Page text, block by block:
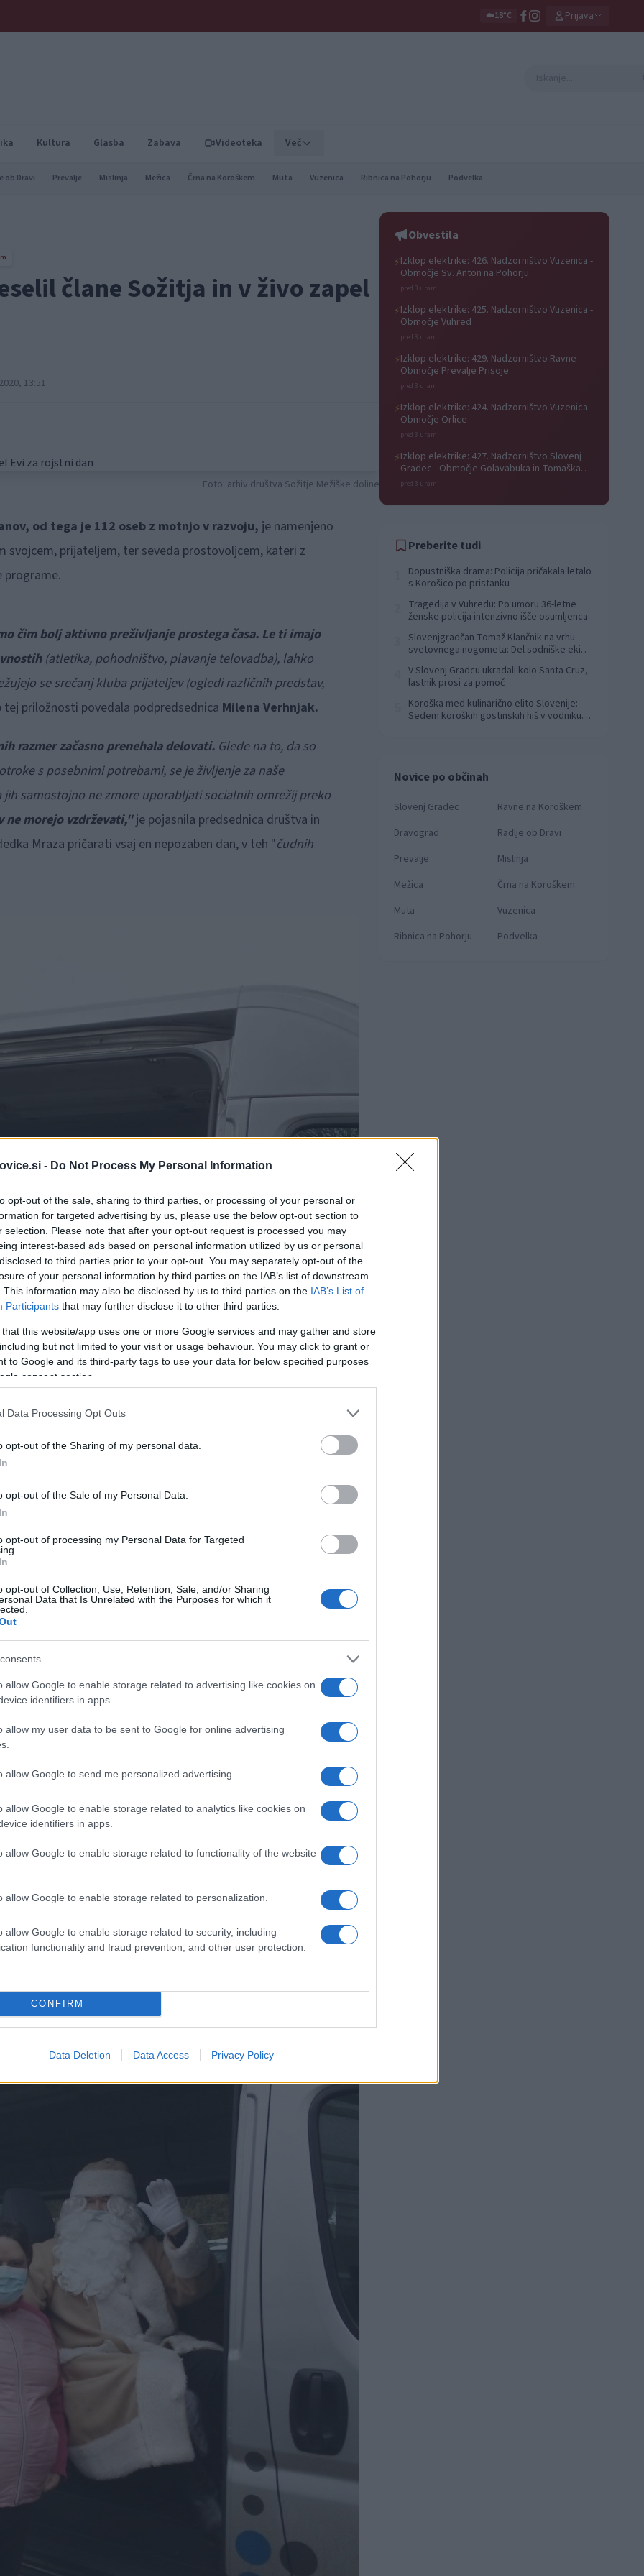
- Do Not Process My Personal Information
opt-out of the sale, sharing to third parties, or processing of your personal or
for targeted advertising by us, please use the below opt-out section to
selection. Please note that after your opt-out request is processed you may
interest-based ads based on personal information utilized by us or personal
to third parties prior to your opt-out. You may separately opt-out of the
of your personal information by third parties on the IAB’s list of downstream
This information may also be disclosed by us to third parties on the IAB’s List of
Participants that may further disclose it to other third parties.
that this website/app uses one or more Google services and may gather and store
but not limited to your visit or usage behaviour. You may click to grant or
to Google and its third-party tags to use your data for below specified purposes
consent section.
Data Processing Opt Outs
opt-out of the Sharing of my personal data.
opt-out of the Sale of my Personal Data.
opt-out of processing my Personal Data for Targeted
opt-out of Collection, Use, Retention, Sale, and/or Sharing
Data that Is Unrelated with the Purposes for which it
allow Google to enable storage related to advertising like cookies on
identifiers in apps.
allow my user data to be sent to Google for online advertising
allow Google to send me personalized advertising.
allow Google to enable storage related to analytics like cookies on
identifiers in apps.
allow Google to enable storage related to functionality of the website
allow Google to enable storage related to personalization.
allow Google to enable storage related to security, including
functionality and fraud prevention, and other user protection.
CONFIRM
Data Deletion Data Access Privacy Policy
☁️18°C Prijava
Kultura Glasba Zabava Videoteka Več
ob Dravi Prevalje Mislinja Mežica Črna na Koroškem Muta Vuzenica Ribnica na Pohorju Podvelka
člane Sožitja in v živo zapel
13:51
Foto: arhiv društva Sožitje Mežiške doline
od tega je 112 oseb z motnjo v razvoju, je namenjeno
svojcem, prijateljem, ter seveda prostovoljcem, kateri z
programe.
čim bolj aktivno preživljanje prostega časa. Le ti imajo
(atletika, pohodništvo, plavanje telovadba), lahko
se srečanj kluba prijateljev (ogledi različnih predstav,
priložnosti povedala podpredsednica Milena Verhnjak.
razmer začasno prenehala delovati. Glede na to, da so
s posebnimi potrebami, se je življenje za naše
samostojno ne zmore uporabljati socialnih omrežij preko
ne morejo vzdrževati,"je pojasnila predsednica društva in
Mraza pričarati vsaj en nepozaben dan, v teh "čudnih
pa čeprav se dolgo nismo videli,"je pojasnila
Obvestila
⚡Izklop elektrike: 426. Nadzorništvo Vuzenica -
Območje Sv. Anton na Pohorju
pred 3 urami
⚡Izklop elektrike: 425. Nadzorništvo Vuzenica -
Območje Vuhred
pred 3 urami
⚡Izklop elektrike: 429. Nadzorništvo Ravne -
Območje Prevalje Prisoje
pred 3 urami
⚡Izklop elektrike: 424. Nadzorništvo Vuzenica -
Območje Orlice
pred 3 urami
⚡Izklop elektrike: 427. Nadzorništvo Slovenj
Gradec - Območje Golavabuka in Tomaška
vas
pred 3 urami
Preberite tudi
Dopustniška drama: Policija pričakala letalo
s Korošico po pristanku
Tragedija v Vuhredu: Po umoru 36-letne
ženske policija intenzivno išče osumljenca
Slovenjgradčan Tomaž Klančnik na vrhu
svetovnega nogometa: Del sodniške ekipe
V Slovenj Gradcu ukradali kolo Santa Cruz,
lastnik prosi za pomoč
Koroška med kulinarično elito Slovenije:
Sedem koroških gostinskih hiš v vodniku
Novice po občinah
Slovenj Gradec
Ravne na Koroškem
Dravograd
Radlje ob Dravi
Prevalje
Mislinja
Mežica
Črna na Koroškem
Muta
Vuzenica
Ribnica na Pohorju
Podvelka